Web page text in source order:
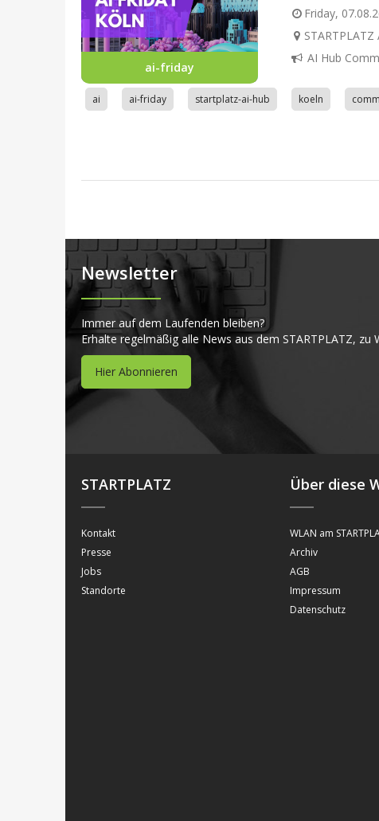
ai-friday
Friday,
AI Hub
ai ai-friday startplatz-ai-hub koeln
Newsletter
Immer auf dem Laufenden bleiben?
Erhalte regelmäßig alle News aus dem STARTPLATZ, zu
Hier Abonnieren
STARTPLATZ
Kontakt
Presse
Jobs
Standorte
Über diese
WLAN am
Archiv
AGB
Impressum
Datenschutz